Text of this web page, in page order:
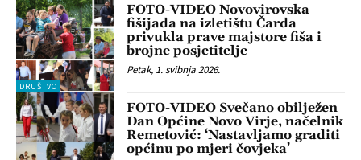
DRUŠTVO
FOTO-VIDEO Novovirovska
fišijada na izletištu Čarda
privukla prave majstore fiša i
brojne posjetitelje
Petak, 1. svibnja 2026.
FOTO-VIDEO Svečano obilježen
Dan Općine Novo Virje, načelnik
Remetović: ‘Nastavljamo graditi
općinu po mjeri čovjeka’